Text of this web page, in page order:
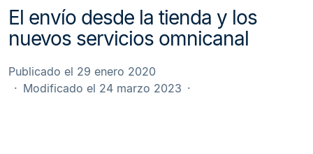
El envío desde la tienda y los
nuevos servicios omnicanal
Publicado el 29 enero 2020
Modificado el 24 marzo 2023